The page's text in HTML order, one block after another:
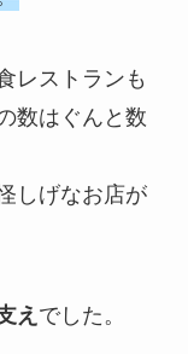
レストランも
数はぐんと数
しげなお店が
え でした。